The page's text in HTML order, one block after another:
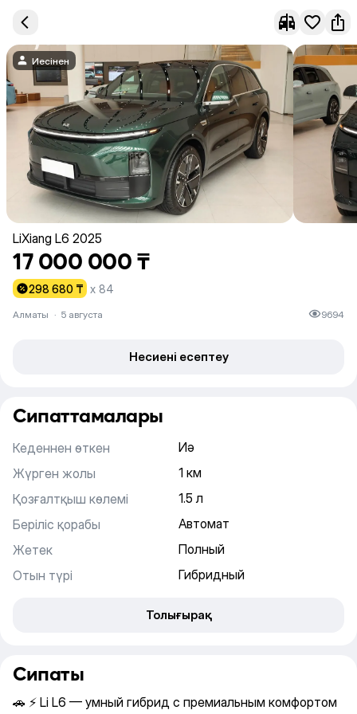
Иесінен
LiXiang L6 2025
17 000 000 ₸
298 680 ₸ x 84
Алматы · 5 августа 9694
Несиені есептеу
Сипаттамалары
Кеденнен өткен
Иә
Жүрген жолы
1 км
Қозғалтқыш көлемі
1.5 л
Беріліс қорабы
Автомат
Жетек
Полный
Отын түрі
Гибридный
Толығырақ
Сипаты
🚗 ⚡ Li L6 — умный гибрид с премиальным комфортом